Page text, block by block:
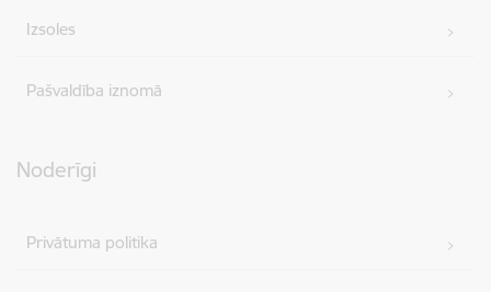
Izsoles
Pašvaldība iznomā
Noderīgi
Privātuma politika